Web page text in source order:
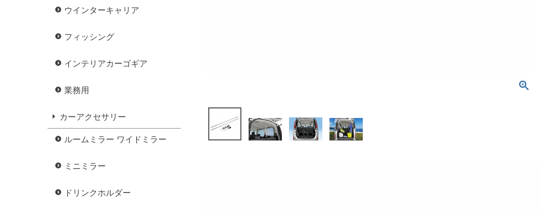
ウインターキャリア
フィッシング
インテリアカーゴギア
業務用
カーアクセサリー
ルームミラー ワイドミラー
ミニミラー
ドリンクホルダー